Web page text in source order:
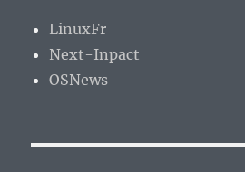
LinuxFr
Next-Inpact
OSNews